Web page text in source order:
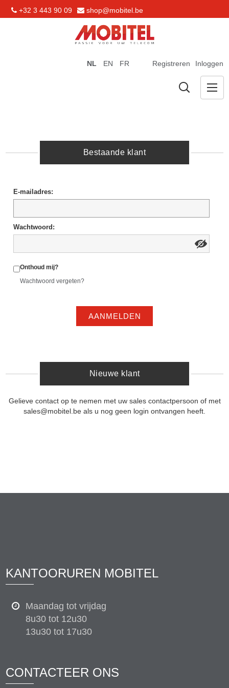
+32 3 443 90 09 shop@mobitel.be
Registreren Inloggen
NL EN FR
Bestaande klant
E-mailadres:
Wachtwoord:
Onthoud mij?
Wachtwoord vergeten?
AANMELDEN
Nieuwe klant
Gelieve contact op te nemen met uw sales contactpersoon of met
sales@mobitel.be als u nog geen login ontvangen heeft.
KANTOORUREN MOBITEL
Maandag tot vrijdag
8u30 tot 12u30
13u30 tot 17u30
CONTACTEER ONS